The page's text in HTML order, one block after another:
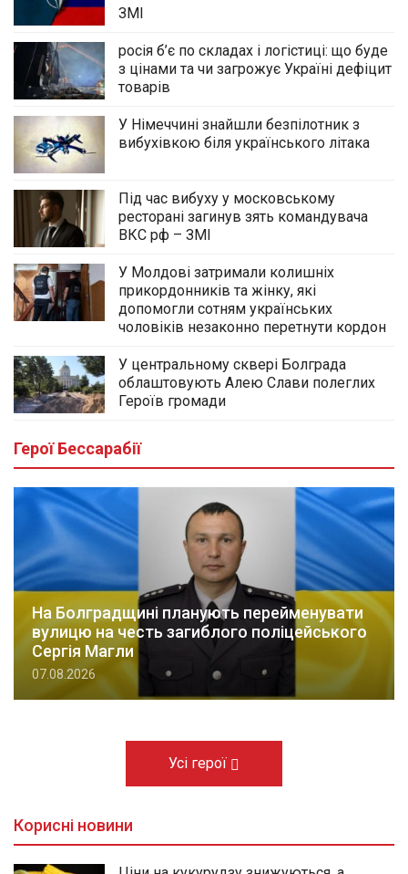
ЗМІ
росія б’є по складах і логістиці: що буде
з цінами та чи загрожує Україні дефіцит
товарів
У Німеччині знайшли безпілотник з
вибухівкою біля українського літака
Під час вибуху у московському
ресторані загинув зять командувача
ВКС рф – ЗМІ
У Молдові затримали колишніх
прикордонників та жінку, які
допомогли сотням українських
чоловіків незаконно перетнути кордон
У центральному сквері Болграда
облаштовують Алею Слави полеглих
Героїв громади
Герої Бессарабії
На Болградщині планують перейменувати
вулицю на честь загиблого поліцейського
Сергія Магли
07.08.2026
Усі герої
Корисні новини